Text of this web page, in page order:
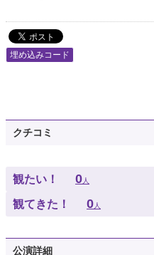
埋め込みコード
クチコミ
観たい！ 0人
観てきた！ 0人
公演詳細